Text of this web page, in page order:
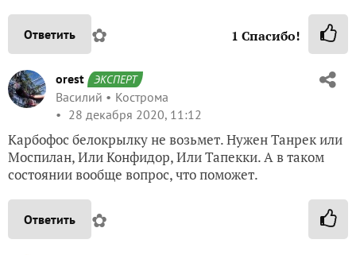
Ответить ✿ 1 Спасибо!
orest ЭКСПЕРТ
Василий
Кострома
28 декабря 2020, 11:12
Карбофос белокрылку не возьмет. Нужен Танрек или
Моспилан, Или Конфидор, Или Тапекки. А в таком
состоянии вообще вопрос, что поможет.
Ответить ✿